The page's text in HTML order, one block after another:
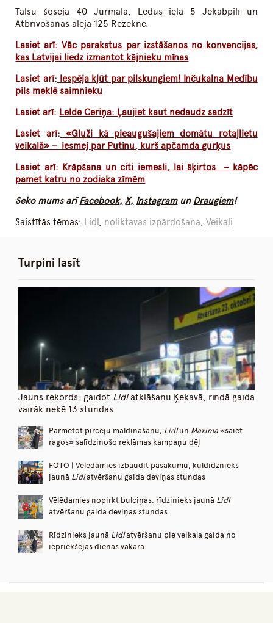
Talsu šoseja 40 Jūrmalā, Ledus iela 5 Jēkabpilī un
Atbrīvošanas aleja 125 Rēzeknē.
Lasiet arī: Vāc parakstus par izstāšanos no konvencijas,
kas Latvijai liedz izmantot kājnieku mīnas
Lasiet arī: Iespēja kļūt par pilskungiem! Inčukalna Medību
pils meklē saimnieku
Lasiet arī: Lelde Ceriņa: Ļaujiet kaut nedaudz sadzīt
Lasiet arī: «Gluži kā pieaugušajiem domātu rotaļlietu
veikalā» – iesmej par Putinu, kurš apčamda gurķus
Lasiet arī: Krāpšana un citi iemesli, lai šķirtos – kāpēc
pamet katru no zodiaka zīmēm
Seko mums arīFacebook, X, Instagramun Draugiem!
Saistītās tēmas: Lidl , noliktavas izpārdošana,Veikali
Turpini lasīt
Jauns rekords: gaidot LIdlatklāšanu Ķekavā, rindā gaida
vairāk nekē 13 stundas
Pārmetot pircēju maldināšanu, Lidlun Maxima «saiet
ragos» salīdzinošo reklāmas kampaņu dēļ
FOTO | Vēlēdamies izbaudīt pasākumu, kuldīdznieks
jaunā Lidlatvēršanu gaida deviņas stundas
Vēlēdamies nopirkt bulciņas, rīdzinieks jaunā Lidl
atvēršanu gaida deviņas stundas
Rīdzinieks jaunā Lidlatvēršanu pie veikala gaida no
iepriekšējās dienas vakara